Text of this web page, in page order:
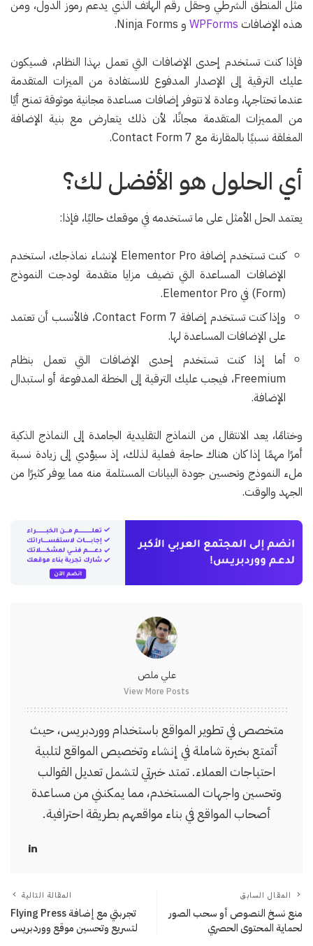
مثل المنطق الشرطي وحقل رقم الهاتف الذي يدعم رموز الدول، ومن
هذه الإضافات WPForms و Ninja Forms.
فإذا كنت تستخدم إحدى الإضافات التي تعمل بهذا النظام، فسيكون
عليك الترقية إلى الإصدار المدفوع للاستفادة من الميزات المتقدمة
عندما تحتاجها، وعادة لا تتوفر إضافات مساعدة مجانية موثوقة تمنح أيًا
من المميزات المتقدمة مجانًا، لأن ذلك يتعارض مع بنية الإضافة
المغلقة نسبيًا بالمقارنة مع Contact Form 7.
أي الحلول هو الأفضل لك؟
يعتمد الحل الأمثل على ما تستخدمه في موقعك حاليًا، فإذا:
كنت تستخدم إضافة Elementor Pro لإنشاء نماذجك، استخدم
الإضافات المساعدة التي تضيف مزايا متقدمة لودجت النموذج
(Form) في Elementor Pro.
وإذا كنت تستخدم إضافة Contact Form 7، فالأنسب أن تعتمد
على الإضافات المساعدة لها.
أما إذا كنت تستخدم إحدى الإضافات التي تعمل بنظام
Freemium، فيجب عليك الترقية إلى الخطة المدفوعة أو استبدال
الإضافة.
وختامًا، يعد الانتقال من النماذج التقليدية الجامدة إلى النماذج الذكية
أمرًا مهمًا إذا كان هناك حاجة فعلية لذلك، إذ سيؤدي إلى زيادة نسبة
ملء النموذج وتحسين جودة البيانات المستلمة منه مما يوفر كثيرًا من
الجهد والوقت.
علي ملص
View More Posts
متخصص في تطوير المواقع باستخدام ووردبريس، حيث
أتمتع بخبرة شاملة في إنشاء وتخصيص المواقع لتلبية
احتياجات العملاء. تمتد خبرتي لتشمل تعديل القوالب
وتحسين واجهات المستخدم، مما يمكنني من مساعدة
أصحاب المواقع في بناء مواقعهم بطريقة احترافية.
المقال السابق
منع نسخ النصوص أو سحب الصور
لحماية المحتوى الحصري
المقالة التالية
تجربتي مع إضافة Flying Press
لتسريع وتحسين موقع ووردبريس